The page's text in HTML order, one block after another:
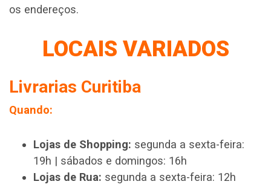
os endereços.
LOCAIS VARIADOS
Livrarias Curitiba
Quando:
Lojas de Shopping: segunda a sexta-feira:
19h | sábados e domingos: 16h
Lojas de Rua: segunda a sexta-feira: 12h